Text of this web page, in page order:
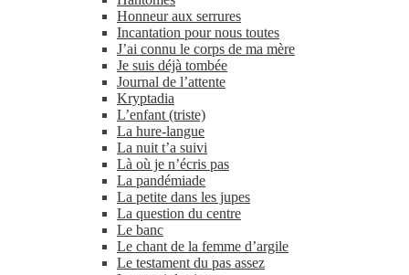
Honneur aux serrures
Incantation pour nous toutes
J’ai connu le corps de ma mère
Je suis déjà tombée
Journal de l’attente
Kryptadia
L’enfant (triste)
La hure-​langue
La nuit t’a suivi
Là où je n’écris pas
La pandémiade
La petite dans les jupes
La question du centre
Le banc
Le chant de la femme d’argile
Le testament du pas assez